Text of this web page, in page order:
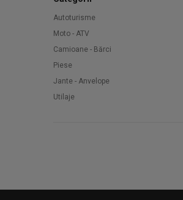
Autoturisme
Moto - ATV
Camioane - Bărci
Piese
Jante - Anvelope
Utilaje